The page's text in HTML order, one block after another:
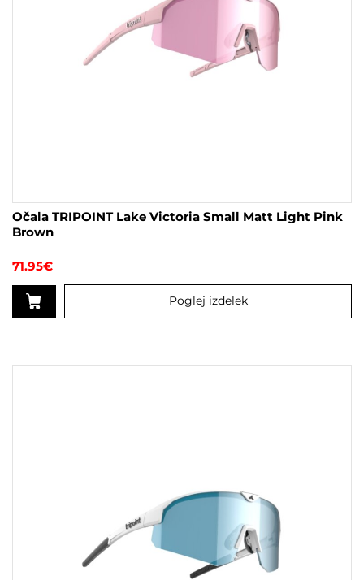
Očala TRIPOINT Lake Victoria Small Matt Light Pink
Brown
71.95€
Poglej izdelek